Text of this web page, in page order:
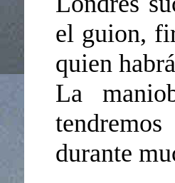
el guion,
quien
La
durante